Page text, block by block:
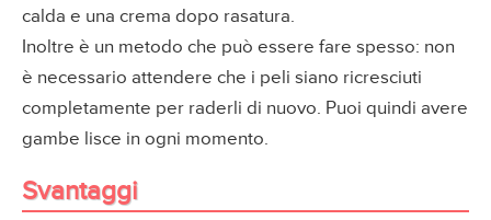
calda e una crema dopo rasatura.
Inoltre è un metodo che può essere fare spesso: non
è necessario attendere che i peli siano ricresciuti
completamente per raderli di nuovo. Puoi quindi avere
gambe lisce in ogni momento.
Svantaggi